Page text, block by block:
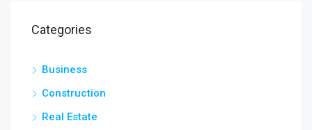
Categories
Business
Construction
Real Estate